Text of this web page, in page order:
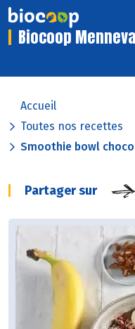
Biocoop
Accueil
Toutes nos recettes
Smoothie bowl
Partager sur